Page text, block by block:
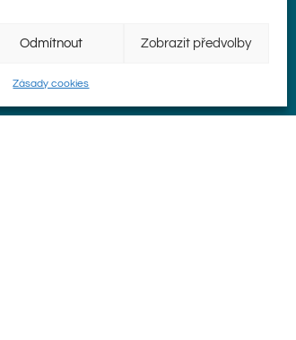
Odmítnout Zobrazit předvolby
Zásady cookies